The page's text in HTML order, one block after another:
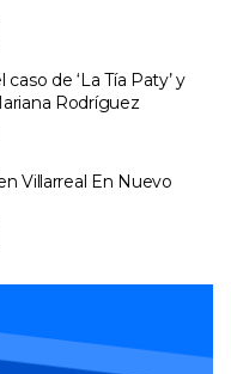
de ‘La Tía Paty’ y
Rodríguez
Villarreal En Nuevo